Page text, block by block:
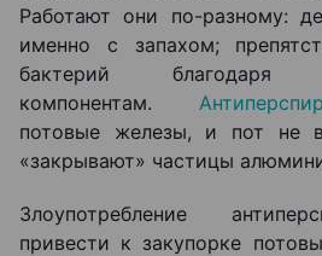
Работают они по-разному:
именно с запахом;
бактерий благодаря
компонентам.
потовые железы, и пот не
«закрывают» частицы
Злоупотребление
привести к закупорке